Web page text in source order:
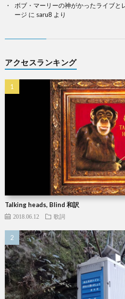
ボブ・マーリーの神がかったライブと
ージ に saru8 より
アクセスランキング
Talking heads, Blind 和訳
2018.06.12 歌詞